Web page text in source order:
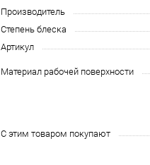
Производитель
Степень блеска
Артикул
Материал рабочей поверхности
С этим товаром покупают